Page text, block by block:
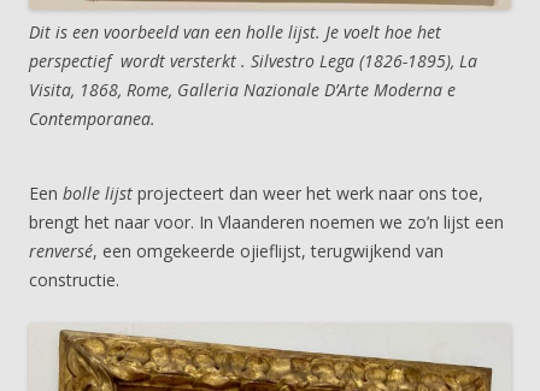
Dit is een voorbeeld van een holle lijst. Je voelt hoe het
perspectief wordt versterkt . Silvestro Lega (1826-1895), La
Visita, 1868, Rome, Galleria Nazionale D’Arte Moderna e
Contemporanea.
Een bolle lijst projecteert dan weer het werk naar ons toe,
brengt het naar voor. In Vlaanderen noemen we zo’n lijst een
renversé, een omgekeerde ojieflijst, terugwijkend van
constructie.